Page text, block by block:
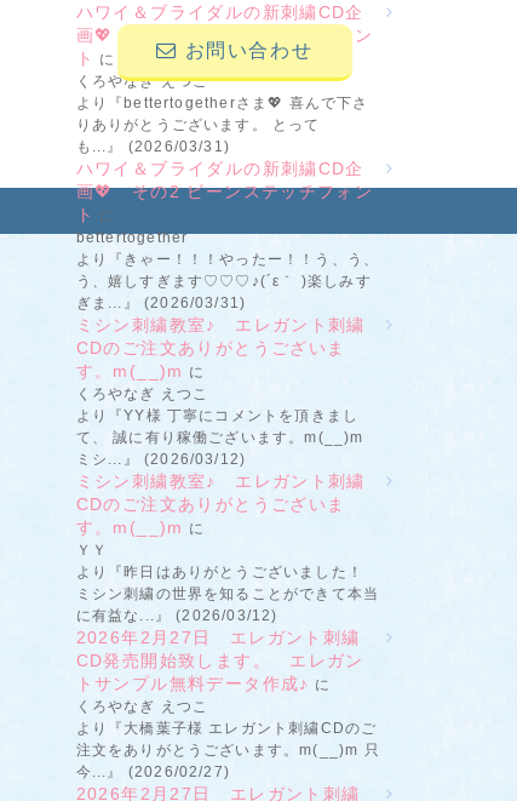
ハワイ＆ブライダルの新刺繍CD企
画💖 その2 ビーンステッチフォン
ト
に
くろやなぎ えつこ
より『bettertogetherさま💖 喜んで下さ
りありがとうございます。 とって
も...』 (2026/03/31)
ハワイ＆ブライダルの新刺繍CD企
画💖 その2 ビーンステッチフォン
ト
に
bettertogether
より『きゃー！！！やったー！！う、う、
う、嬉しすぎます♡♡♡♪(´ε｀ )楽しみす
ぎま...』 (2026/03/31)
ミシン刺繍教室♪ エレガント刺繍
CDのご注文ありがとうございま
す。m(__)m に
くろやなぎ えつこ
より『YY様 丁寧にコメントを頂きまし
て、 誠に有り稼働ございます。m(__)m
ミシ...』 (2026/03/12)
ミシン刺繍教室♪ エレガント刺繍
CDのご注文ありがとうございま
す。m(__)m に
ＹＹ
より『昨日はありがとうございました！
ミシン刺繍の世界を知ることができて本当
に有益な...』 (2026/03/12)
2026年2月27日 エレガント刺繍
CD発売開始致します。 エレガン
トサンプル無料データ作成♪ に
くろやなぎ えつこ
より『大橋葉子様 エレガント刺繍CDのご
注文をありがとうございます。m(__)m 只
今...』 (2026/02/27)
2026年2月27日 エレガント刺繍
お問い合わせ